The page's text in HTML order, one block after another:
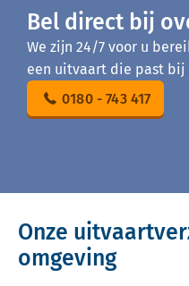
Bel direct bij
We zijn 24/7 voor u
een uitvaart die past bij
0180 - 743 417
Onze
omgeving